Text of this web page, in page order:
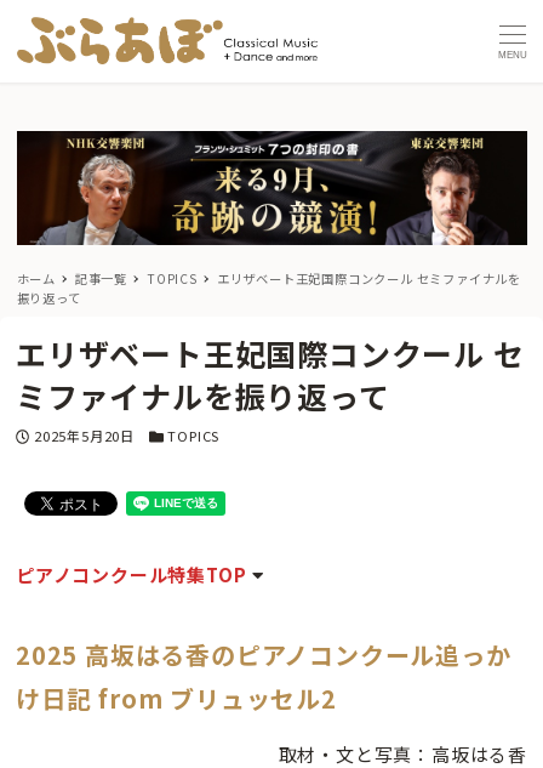
MENU
ホーム 記事一覧 TOPICS
エリザベート王妃国際コンクール セミファイナルを
振り返って
エリザベート王妃国際コンクール セ
ミファイナルを振り返って
投稿日
2025年5月20日 カテゴリー
TOPICS
ピアノコンクール特集TOP
2025 高坂はる香のピアノコンクール追っか
け日記 from ブリュッセル2
取材・文と写真：高坂はる香